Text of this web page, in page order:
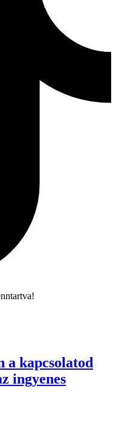
a kapcsolatod
ingyenes